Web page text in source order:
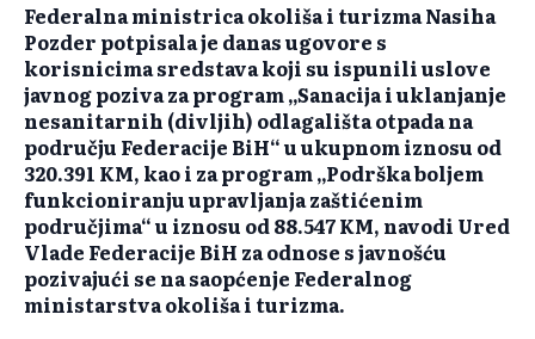
Federalna ministrica okoliša i turizmaNasiha
Pozder potpisala je danas ugovore s
korisnicima sredstava koji su ispunili uslove
javnog poziva za program„Sanacija i uklanjanje
nesanitarnih (divljih) odlagališta otpada na
području Federacije BiH“ u ukupnom iznosu od
320.391 KM, kao i za program„Podrška boljem
funkcioniranju upravljanja zaštićenim
područjima“ u iznosu od 88.547 KM, navodi Ured
Vlade Federacije BiH za odnose s javnošću
pozivajući se na saopćenje Federalnog
ministarstva okoliša i turizma.